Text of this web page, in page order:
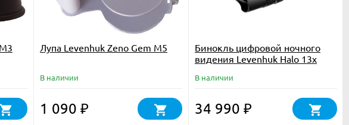
Лупа Levenhuk Zeno Gem M5
В наличии
1 090 ₽
Бинокль цифровой ночного
видения Levenhuk Halo 13x
В наличии
34 990 ₽